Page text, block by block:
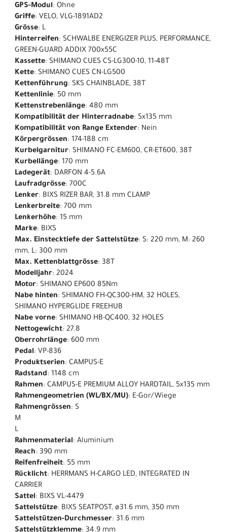
GPS-Modul: Ohne
Griffe: VELO, VLG-1891AD2
Grösse: L
Hinterreifen: SCHWALBE ENERGIZER PLUS, PERFORMANCE,
GREEN-GUARD ADDIX 700x55C
Kassette: SHIMANO CUES CS-LG300-10, 11-48T
Kette: SHIMANO CUES CN-LG500
Kettenführung: SKS CHAINBLADE, 38T
Kettenlinie: 50 mm
Kettenstrebenlänge: 480 mm
Kompatibilität der Hinterradnabe: 5x135 mm
Kompatibilität von Range Extender: Nein
Körpergrössen: 174-188 cm
Kurbelgarnitur: SHIMANO FC-EM600, CR-ET600, 38T
Kurbellänge: 170 mm
Ladegerät: DARFON 4-5.6A
Laufradgrösse: 700C
Lenker: BIXS RIZER BAR, 31.8 mm CLAMP
Lenkerbreite: 700 mm
Lenkerhöhe: 15 mm
Marke: BIXS
Max. Einstecktiefe der Sattelstütze: S: 220 mm, M: 260
mm, L: 300 mm
Max. Kettenblattgrösse: 38T
Modelljahr: 2024
Motor: SHIMANO EP600 85Nm
Nabe hinten: SHIMANO FH-QC300-HM, 32 HOLES,
SHIMANO HYPERGLIDE FREEHUB
Nabe vorne: SHIMANO HB-QC400, 32 HOLES
Nettogewicht: 27.8
Oberrohrlänge: 600 mm
Pedal: VP-836
Produktserien: CAMPUS-E
Radstand: 1148 cm
Rahmen: CAMPUS-E PREMIUM ALLOY HARDTAIL, 5x135 mm
Rahmengeometrien (WL/BX/MU): E-Gor/Wiege
Rahmengrössen: S
M
L
Rahmenmaterial: Aluminium
Reach: 390 mm
Reifenfreiheit: 55 mm
Rücklicht: HERRMANS H-CARGO LED, INTEGRATED IN
CARRIER
Sattel: BIXS VL-4479
Sattelstütze: BIXS SEATPOST, ø31.6 mm, 350 mm
Sattelstützen-Durchmesser: 31.6 mm